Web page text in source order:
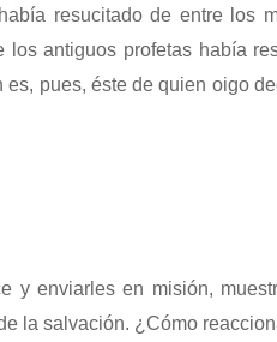
resucitado de entre los
antiguos profetas había
pues, éste de quien oigo
y enviarles en misión,
la salvación. ¿Cómo